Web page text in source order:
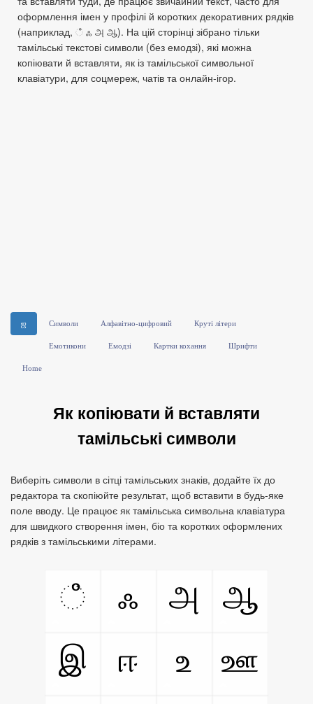
оформлення імен у профілі й коротких декоративних рядків
(наприклад, ஂ ஃ அ ஆ). На цій сторінці зібрано тільки
тамільські текстові символи (без емодзі), які можна
копіювати й вставляти, як із тамільської символьної
клавіатури, для соцмереж, чатів та онлайн‑ігор.
ஜ Символи Алфавітно-цифровий Круті літери
Емотикони Емодзі Картки кохання Шрифти
Home
Як копіювати й вставляти
тамільські символи
Виберіть символи в сітці тамільських знаків, додайте їх до
редактора та скопіюйте результат, щоб вставити в будь‑яке
поле вводу. Це працює як тамільська символьна клавіатура
для швидкого створення імен, біо та коротких оформлених
рядків з тамільськими літерами.
ஂ ஃ அ
ஆ
இ
ஈ உ
ஊ